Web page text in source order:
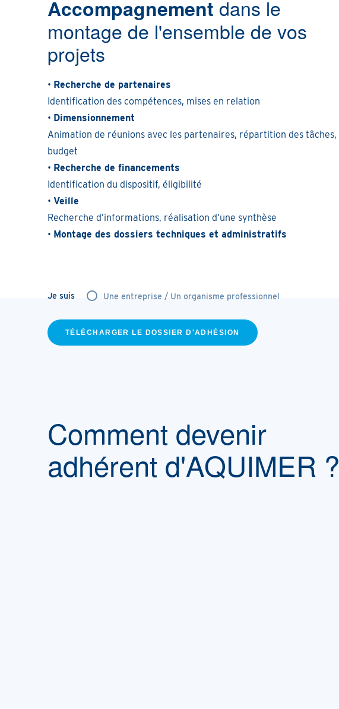
Accompagnement dans le
montage de l'ensemble de vos
projets
• Recherche de partenaires
Identification des compétences, mises en relation
• Dimensionnement
Animation de réunions avec les partenaires, répartition des tâches,
budget
• Recherche de financements
Identification du dispositif, éligibilité
• Veille
Recherche d’informations, réalisation d’une synthèse
• Montage des dossiers techniques et administratifs
Je suis Une entreprise / Un organisme professionnel
TÉLÉCHARGER LE DOSSIER D'ADHÉSION
Comment devenir
adhérent d'AQUIMER ?